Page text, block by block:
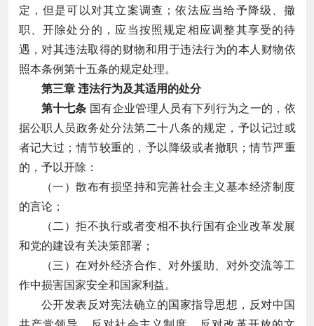
定，但是可以对其立案调查；依法应当给予降级、撤
职、开除处分的，应当按照规定相应调整其享受的待
遇，对其违法取得的财物和用于违法行为的本人财物依
照本条例第十五条的规定处理。
第三章 违法行为及其适用的处分
第十七条 国有企业管理人员有下列行为之一的，依
据公职人员政务处分法第二十八条的规定，予以记过或
者记大过；情节较重的，予以降级或者撤职；情节严重
的，予以开除：
（一）散布有损坚持和完善社会主义基本经济制度
的言论；
（二）拒不执行或者变相不执行国有企业改革发展
和党的建设有关决策部署；
（三）在对外经济合作、对外援助、对外交流等工
作中损害国家安全和国家利益。
公开发表反对宪法确立的国家指导思想，反对中国